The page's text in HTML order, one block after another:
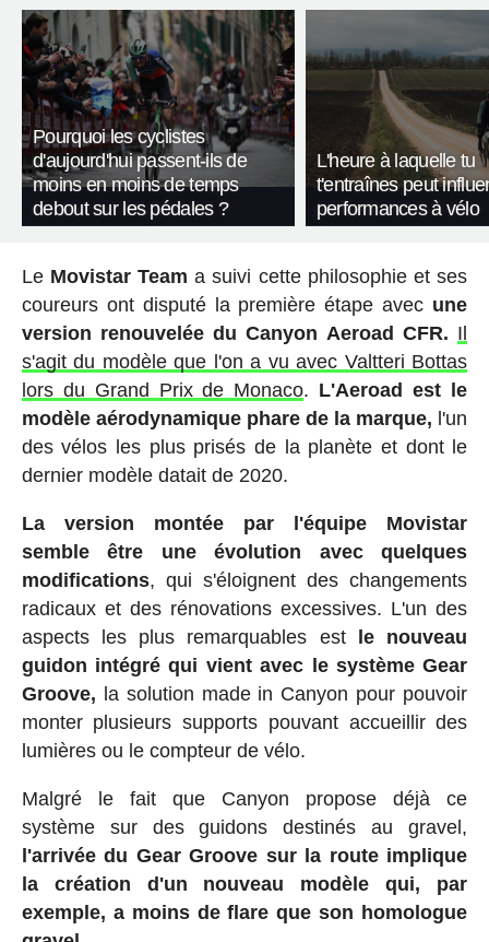
Pourquoi les cyclistes
d'aujourd'hui passent-ils de
moins en moins de temps
debout sur les pédales ?
L'heure à laquelle tu
t'entraînes peut
performances à vélo
LeMovistar Team a suivi cette philosophie et ses
coureurs ont disputé la première étape avec une
version renouvelée du Canyon Aeroad CFR. Il
s'agit du modèle que l'on a vu avec Valtteri Bottas
lors du Grand Prix de Monaco. L'Aeroad est le
modèle aérodynamique phare de la marque, l'un
des vélos les plus prisés de la planète et dont le
dernier modèle datait de 2020.
La version montée par l'équipe Movistar
semble être une évolution avec quelques
modifications, qui s'éloignent des changements
radicaux et des rénovations excessives. L'un des
aspects les plus remarquables est le nouveau
guidon intégré qui vient avec le système Gear
Groove, la solution made in Canyon pour pouvoir
monter plusieurs supports pouvant accueillir des
lumières ou le compteur de vélo.
Malgré le fait que Canyon propose déjà ce
système sur des guidons destinés au gravel,
l'arrivée du Gear Groove sur la route implique
la création d'un nouveau modèle qui, par
exemple, a moins de flare que son homologue